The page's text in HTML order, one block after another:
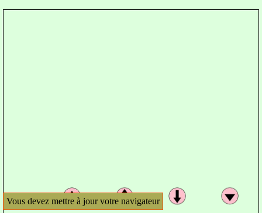
Vous devez mettre à jour votre navigateur